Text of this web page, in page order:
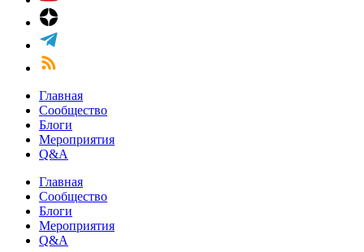
Главная
Сообщество
Блоги
Мероприятия
Q&A
Главная
Сообщество
Блоги
Мероприятия
Q&A